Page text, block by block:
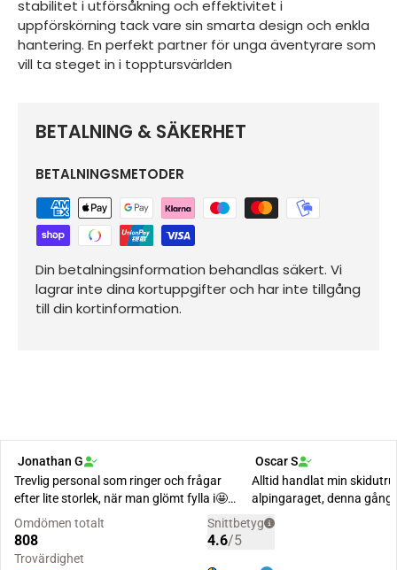
stabilitet i utförsåkning och effektivitet i
uppförskörning tack vare sin smarta design och enkla
hantering. En perfekt partner för unga äventyrare som
vill ta steget in i topptursvärlden
BETALNING & SÄKERHET
BETALNINGSMETODER
Din betalningsinformation behandlas säkert. Vi
lagrar inte dina kortuppgifter och har inte tillgång
till din kortinformation.